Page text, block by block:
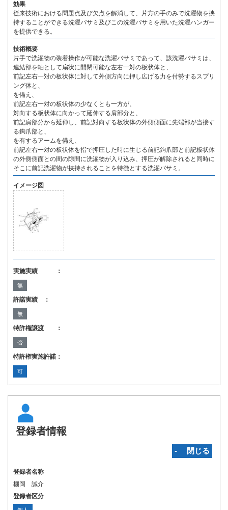
効果
従来技術における問題点及び欠点を解消して、片方の手のみで洗濯物を挟
持することができる洗濯バサミ及びこの洗濯バサミを用いた洗濯ハンガー
を提供できる。
技術概要
片手で洗濯物の装着操作が可能な洗濯バサミであって、該洗濯バサミは、
連結部を軸として扇状に開閉可能な左右一対の板状体と、
前記左右一対の板状体に対して外側方向に押し広げる力を付勢するスプリ
ング体と、
を備え、
前記左右一対の板状体の少なくとも一方が、
対向する板状体に向かって延伸する肩部分と、
前記肩部分から延伸し、前記対向する板状体の外側側面に先端部が当接す
る鉤爪部と、
を有するアームを備え、
前記左右一対の板状体を指で押圧した時に生じる前記鉤爪部と前記板状体
の外側側面との間の隙間に洗濯物が入り込み、押圧が解除されると同時に
そこに前記洗濯物が挟持されることを特徴とする洗濯バサミ。
イメージ図
実施実績 ：
無
許諾実績 ：
無
特許権譲渡 ：
否
特許権実施許諾：
可
登録者情報
‐ 閉じる
登録者名称
棚岡 誠介
登録者区分